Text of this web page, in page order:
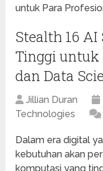
untuk Para
Stealth 16
Tinggi untuk
dan Data
Jillian Duran
Technologies
Dalam era digital
kebutuhan akan
komputasi yang